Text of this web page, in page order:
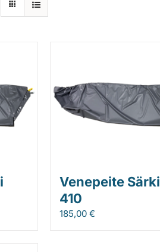
Venepeite Särki
410
185,00 €